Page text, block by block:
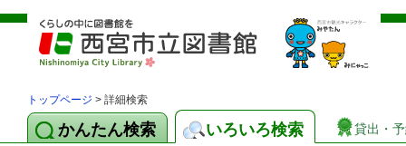
トップページ > 詳細検索
かんたん検索 いろいろ検索 貸出・